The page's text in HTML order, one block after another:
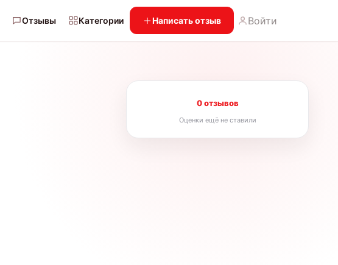
Отзывы Категории Написать отзыв Войти
0 отзывов
Оценки ещё не ставили